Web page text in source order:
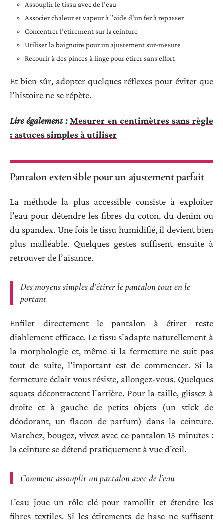
Assouplir le tissu avec de l’eau
Associer chaleur et vapeur à l’aide d’un fer à repasser
Concentrer l’étirement sur la ceinture
Utiliser la baignoire pour un ajustement sur-mesure
Recourir à des pinces à linge pour étirer sans effort
Et bien sûr, adopter quelques réflexes pour éviter que
l’histoire ne se répète.
Lire également : Mesurer en centimètres sans règle
: astuces simples à utiliser
Pantalon extensible pour un ajustement parfait
La méthode la plus accessible consiste à exploiter
l’eau pour détendre les fibres du coton, du denim ou
du spandex. Une fois le tissu humidifié, il devient bien
plus malléable. Quelques gestes suffisent ensuite à
retrouver de l’aisance.
Des moyens simples d’étirer le pantalon tout en le
portant
Enfiler directement le pantalon à étirer reste
diablement efficace. Le tissu s’adapte naturellement à
la morphologie et, même si la fermeture ne suit pas
tout de suite, l’important est de commencer. Si la
fermeture éclair vous résiste, allongez-vous. Quelques
squats décontractent l’arrière. Pour la taille, glissez à
droite et à gauche de petits objets (un stick de
déodorant, un flacon de parfum) dans la ceinture.
Marchez, bougez, vivez avec ce pantalon 15 minutes :
la ceinture se détend pratiquement à vue d’œil.
Comment assouplir un pantalon avec de l’eau
L’eau joue un rôle clé pour ramollir et étendre les
fibres textiles. Si les étirements de base ne suffisent